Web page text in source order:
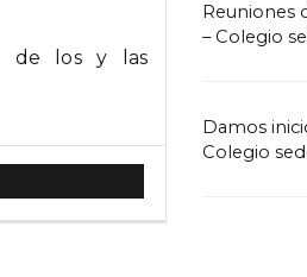
de los y las
Reuniones
– Colegio
Damos
Colegio